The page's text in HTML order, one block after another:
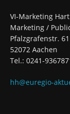
VI-Marketing
Marketing /
Pfalzgrafenstr. 61
52072 Aachen
Tel.: 0241-
hh@euregio-